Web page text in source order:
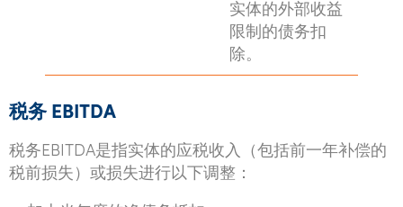
实体的外部收益
限制的债务扣
除。
税务 EBITDA
税务EBITDA是指实体的应税收入（包括前一年补偿的
税前损失）或损失进行以下调整：